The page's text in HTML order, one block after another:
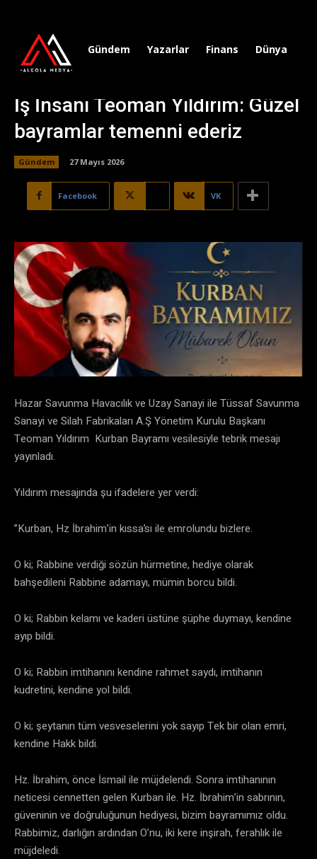
Gündem Yazarlar Finans Dünya
İş İnsanı Teoman Yıldırım: Güzel
bayramlar temenni ederiz
Gündem 27 Mayıs 2026
Facebook VK
Hazar Savunma Havacılık ve Uzay Sanayi ile Tüssaf Savunma
Sanayi ve Silah Fabrikaları A.Ş Yönetim Kurulu Başkanı
Teoman Yıldırım Kurban Bayramı vesilesiyle tebrik mesajı
yayınladı.
Yıldırım mesajında şu ifadelere yer verdi:
”Kurban, Hz İbrahim’in kıssa’sı ile emrolundu bizlere.
O ki; Rabbine verdiği sözün hürmetine, hediye olarak
bahşedileni Rabbine adamayı, mümin borcu bildi.
O ki; Rabbin kelamı ve kaderi üstüne şüphe duymayı, kendine
ayıp bildi.
O ki; Rabbin imtihanını kendine rahmet saydı, imtihanın
kudretini, kendine yol bildi.
O ki; şeytanın tüm vesveselerini yok sayıp Tek bir olan emri,
kendine Hakk bildi.
Hz. İbrahim, önce İsmail ile müjdelendi. Sonra imtihanının
neticesi cennetten gelen Kurban ile. Hz. İbrahim’in sabrının,
güveninin ve doğruluğunun hediyesi, bizim bayramımız oldu.
Rabbimiz, darlığın ardından O’nu, iki kere inşirah, ferahlık ile
müjdeledi.